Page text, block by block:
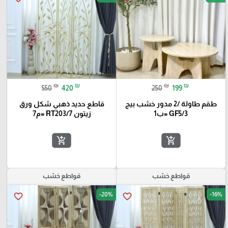
250 ₪ 199 ₪
طقم طاولة /2 مدور خشب بيج
GF5/3 =ب1
add_shopping_cart
550 ₪ 420 ₪
قاطع حديد ذهبي شكل ورق
زيتون RT203/7 =م7
add_shopping_cart
قواطع خشب
favorite_border -16%
قواطع خشب
favorite_border -20%